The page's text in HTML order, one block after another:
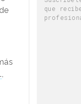
de
que